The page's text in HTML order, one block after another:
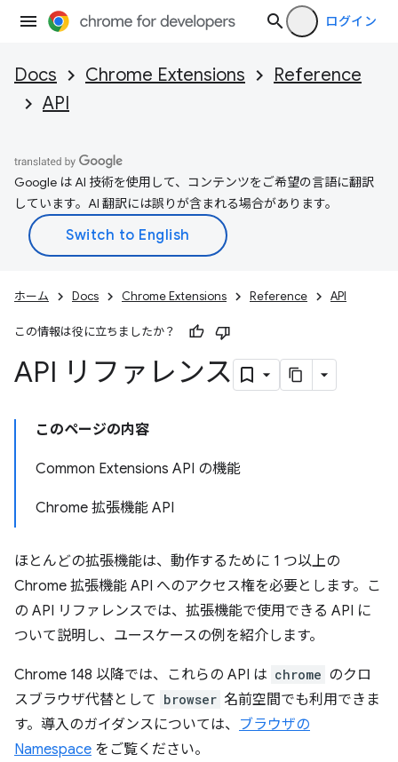
ログイン
Docs Chrome Extensions
Reference
API
Google は AI 技術を使用して、コンテンツをご希望の言語に翻訳
しています。AI 翻訳には誤りが含まれる場合があります。
ホーム Docs Chrome Extensions Reference API
この情報は役に立ちましたか？
API リファレンス
このページの内容
Common Extensions API の機能
Chrome 拡張機能 API
ほとんどの拡張機能は、動作するために 1 つ以上の
Chrome 拡張機能 API へのアクセス権を必要とします。こ
の API リファレンスでは、拡張機能で使用できる API に
ついて説明し、ユースケースの例を紹介します。
Chrome 148 以降では、これらの API は chrome のクロ
スブラウザ代替として browser 名前空間でも利用できま
す。導入のガイダンスについては、 ブラウザの
Namespace をご覧ください。